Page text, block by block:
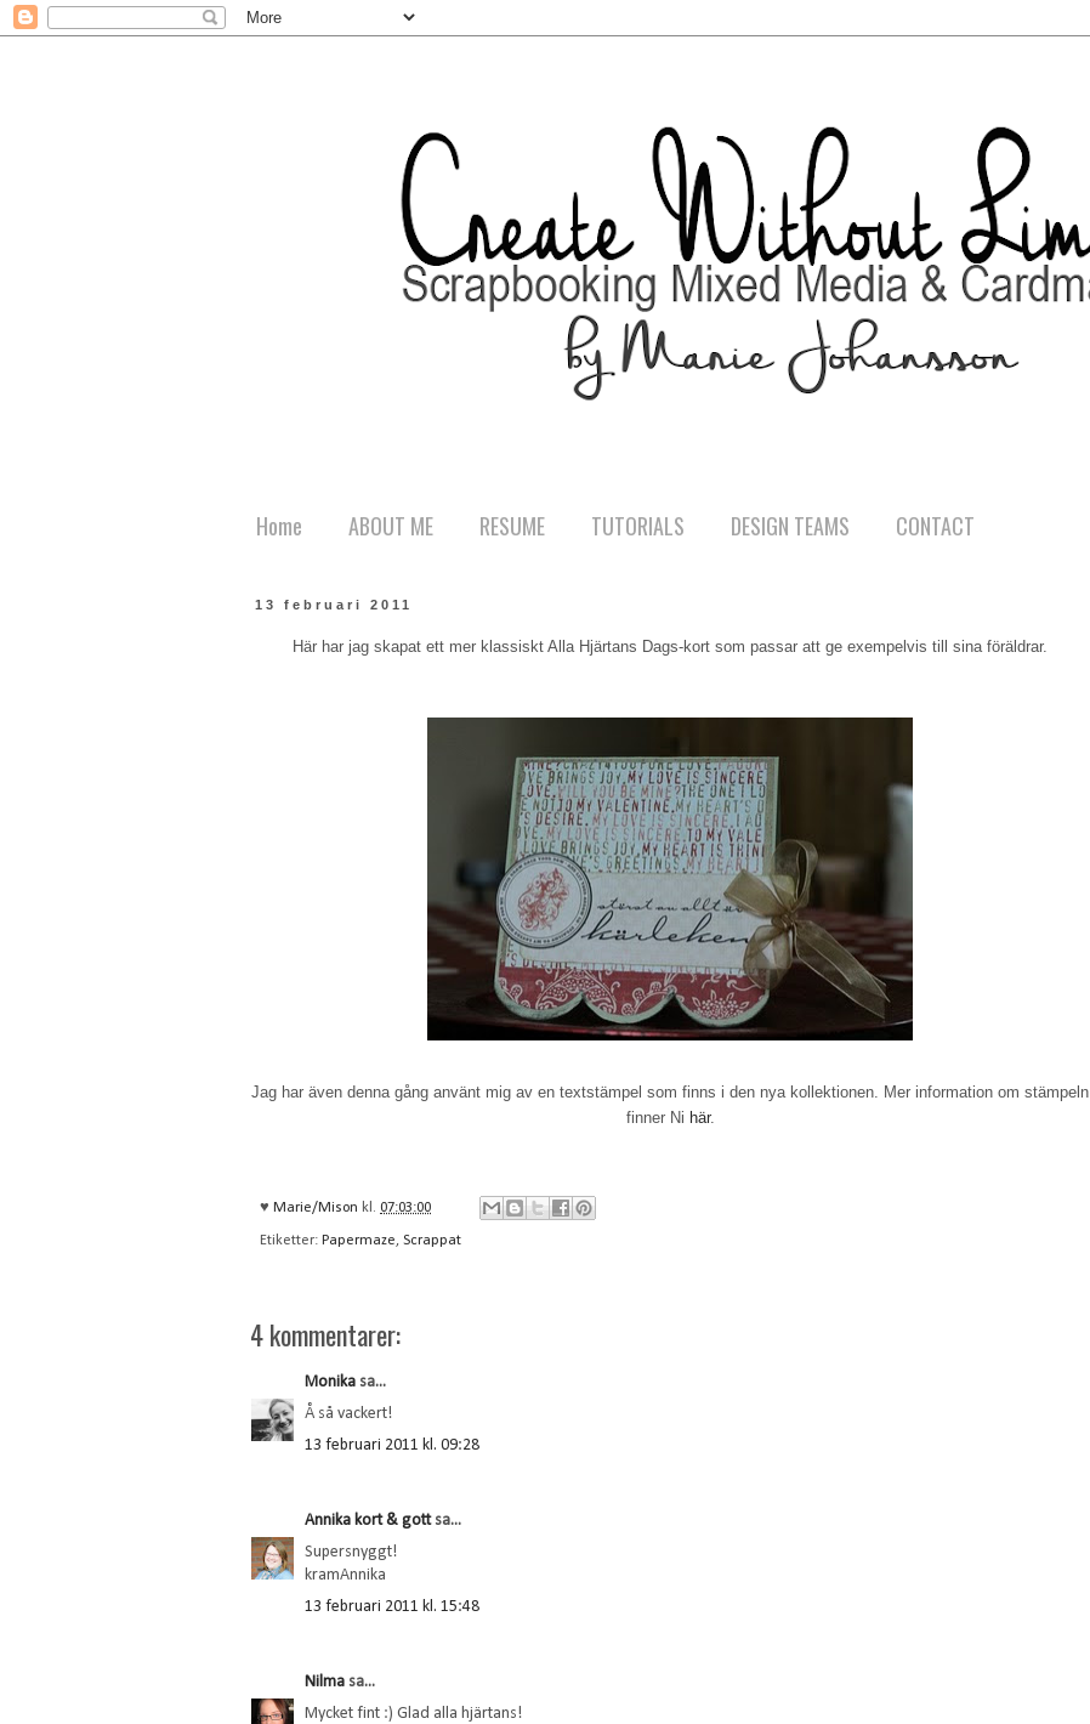
Home ABOUT ME RESUME TUTORIALS DESIGN TEAMS CONTACT
13 februari 2011
Här har jag skapat ett mer klassiskt Alla Hjärtans Dags-kort som passar att ge exempelvis till sina föräldrar.
Jag har även denna gång använt mig av en textstämpel som finns i den nya kollektionen. Mer information om stämpeln
finner Ni här.
♥ Marie/Mison kl. 07:03:00
Etiketter: Papermaze, Scrappat
4 kommentarer:
Monika sa...
Å så vackert!
13 februari 2011 kl. 09:28
Annika kort & gottsa...
Supersnyggt!
kramAnnika
13 februari 2011 kl. 15:48
Nilma sa...
Mycket fint :) Glad alla hjärtans!